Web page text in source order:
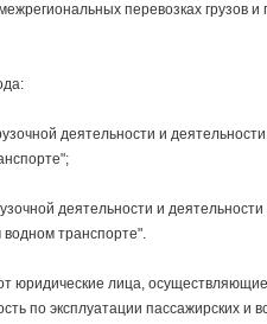
перевозках грузов
деятельности и
деятельности и деятельности
водном транспорте".
юридические лица, осуществляющие
по эксплуатации пассажирских и